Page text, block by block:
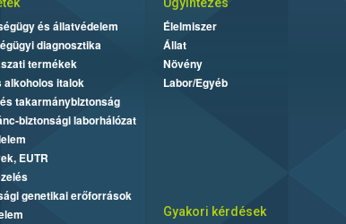
és állatvédelem
diagnosztika
termékek
alkoholos italok
takarmánybiztonság
biztonsági laborhálózat
EUTR
genetikai erőforrások
Ügyintézés
Élelmiszer
Állat
Növény
Labor/Egyéb
Gyakori kérdések